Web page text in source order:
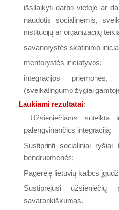
išsilaikyti darbo vietoje ar
naudotis socialinėmis,
institucijų ar organizacijų
savanorystės skatinimo
mentorystės iniciatyvos;
integracijos
(sveikatingumo žygiai
Laukiami rezultatai:
Užsieniečiams suteikta
palengvinančios integraciją;
Sustiprinti socialiniai
bendruomenės;
Pagerėję lietuvių kalbos
Sustiprėjusi užsieniečių
savarankiškumas.